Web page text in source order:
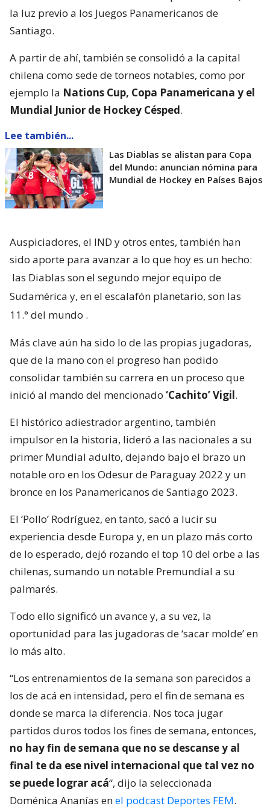
la luz previo a los Juegos Panamericanos de
Santiago.
A partir de ahí, también se consolidó a la capital
chilena como sede de torneos notables, como por
ejemplo la Nations Cup, Copa Panamericana y el
Mundial Junior de Hockey Césped.
Lee también...
Las Diablas se alistan para Copa
del Mundo: anuncian nómina para
Mundial de Hockey en Países Bajos
Auspiciadores, el IND y otros entes, también han
sido aporte para avanzar a lo que hoy es un hecho:
las Diablas son el segundo mejor equipo de
Sudamérica y, en el escalafón planetario, son las
11.° del mundo .
Más clave aún ha sido lo de las propias jugadoras,
que de la mano con el progreso han podido
consolidar también su carrera en un proceso que
inició al mando del mencionado ‘Cachito’ Vigil.
El histórico adiestrador argentino, también
impulsor en la historia, lideró a las nacionales a su
primer Mundial adulto, dejando bajo el brazo un
notable oro en los Odesur de Paraguay 2022 y un
bronce en los Panamericanos de Santiago 2023.
El ‘Pollo’ Rodríguez, en tanto, sacó a lucir su
experiencia desde Europa y, en un plazo más corto
de lo esperado, dejó rozando el top 10 del orbe a las
chilenas, sumando un notable Premundial a su
palmarés.
Todo ello significó un avance y, a su vez, la
oportunidad para las jugadoras de ‘sacar molde’ en
lo más alto.
“Los entrenamientos de la semana son parecidos a
los de acá en intensidad, pero el fin de semana es
donde se marca la diferencia. Nos toca jugar
partidos duros todos los fines de semana, entonces,
no hay fin de semana que no se descanse y al
final te da ese nivel internacional que tal vez no
se puede lograr acá“, dijo la seleccionada
Doménica Ananías enel podcast Deportes FEM.